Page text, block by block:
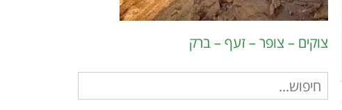
צוקים – צופר – זעף – ברק
חיפוש
עבור: